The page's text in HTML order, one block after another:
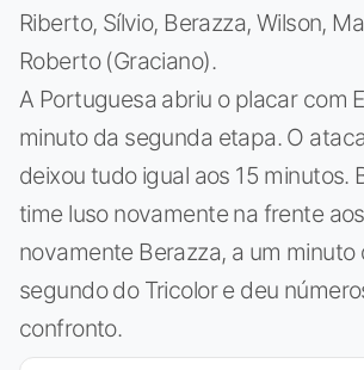
Riberto, Sílvio, Berazza, Wilson,
Roberto (Graciano).
A Portuguesa abriu o placar com
minuto da segunda etapa. O
deixou tudo igual aos 15 minutos.
time luso novamente na frente
novamente Berazza, a um minuto
segundo do Tricolor e deu
confronto.